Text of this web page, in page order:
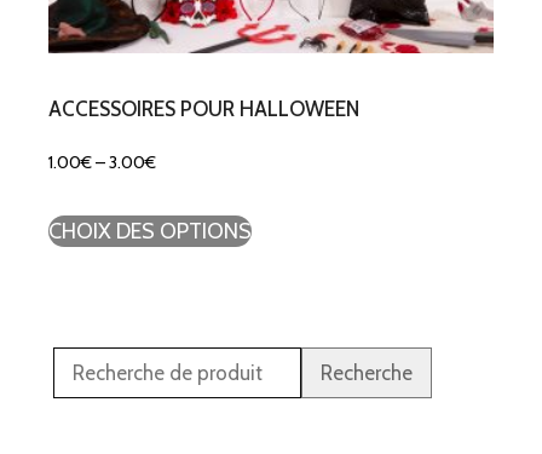
ACCESSOIRES POUR HALLOWEEN
1.00€–3.00€
CHOIX DES OPTIONS
Recherche